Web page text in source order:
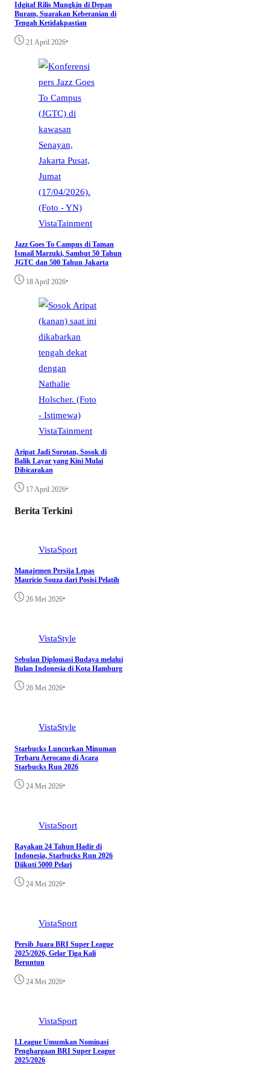
Idgitaf Rilis Mungkin di Depan
Buram, Suarakan Keberanian di
Tengah Ketidakpastian
21 April 2026•
VistaTainment
Jazz Goes To Campus di Taman
Ismail Marzuki, Sambut 50 Tahun
JGTC dan 500 Tahun Jakarta
18 April 2026•
VistaTainment
Aripat Jadi Sorotan, Sosok di
Balik Layar yang Kini Mulai
Dibicarakan
17 April 2026•
Berita Terkini
VistaSport
Manajemen Persija Lepas
Mauricio Souza dari Posisi Pelatih
26 Mei 2026•
VistaStyle
Sebulan Diplomasi Budaya melalui
Bulan Indonesia di Kota Hamburg
26 Mei 2026•
VistaStyle
Starbucks Luncurkan Minuman
Terbaru Aerocano di Acara
Starbucks Run 2026
24 Mei 2026•
VistaSport
Rayakan 24 Tahun Hadir di
Indonesia, Starbucks Run 2026
Diikuti 5000 Pelari
24 Mei 2026•
VistaSport
Persib Juara BRI Super League
2025/2026, Gelar Tiga Kali
Beruntun
24 Mei 2026•
VistaSport
I.League Umumkan Nominasi
Penghargaan BRI Super League
2025/2026